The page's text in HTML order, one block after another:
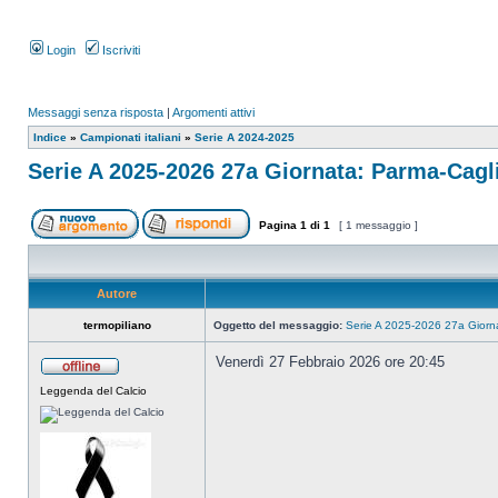
Login Iscriviti
Messaggi senza risposta | Argomenti attivi
Indice » Campionati italiani » Serie A 2024-2025
Serie A 2025-2026 27a Giornata: Parma-
Pagina 1 di 1 [ 1 messaggio ]
Autore
termopiliano Oggetto del messaggio: Serie A 2025-2026 27a
Leggenda del Calcio
Venerdì 27 Febbraio 2026 ore 20:45